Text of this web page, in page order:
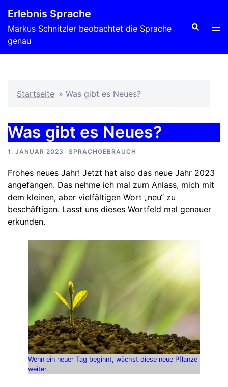
Inhalt
springen
Erlebnis Sprache
Markus Schnitzler beobachtet die Sprache
genau
Suche
Startseite » Was gibt es Neues?
Was gibt es Neues?
1. JANUAR 2023 SPRACHGEBRAUCH
Frohes neues Jahr! Jetzt hat also das neue Jahr 2023
angefangen. Das nehme ich mal zum Anlass, mich mit
dem kleinen, aber vielfältigen Wort „neu“ zu
beschäftigen. Lasst uns dieses Wortfeld mal genauer
erkunden.
Wenn ein neuer Tag beginnt, wächst diese neue Pflanze
weiter.